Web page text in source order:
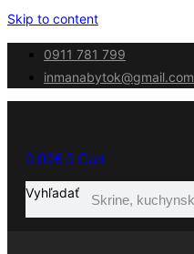
Skip to content
0911 781 799
inmanabytok@gmail.com
0,00€ 0 Cart
Vyhľadať